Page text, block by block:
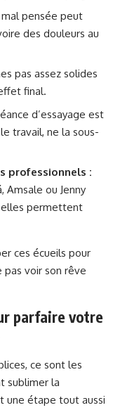
pensée peut
des douleurs au
pas assez solides
final.
d’essayage est
travail, ne la sous-
professionnels :
Amsale ou Jenny
elles permettent
ces écueils pour
voir son rêve
parfaire votre
ce sont les
sublimer la
une étape tout aussi